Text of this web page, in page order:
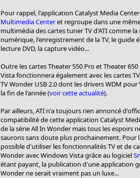
Pour rappel, l'application Catalyst Media
Multimedia Centeret regroupe dans une
multimédia des cartes tuner TV d'ATI comme
numérique, l'enregistrement de la TV, le guide
lecture DVD, la capture vidéo...
Outre les cartes Theater 550 Pro et Theater
Vista fonctionnera également avec les cartes
TV Wonder USB 2.0 dont les drivers WDM
la fin de l'année (voir cette actualité).
Par ailleurs, ATI n'a toujours rien annoncé
compatibilité de cette application Catalyst
de la série All In Wonder mais tous les espoirs
saurons sans doute plus prochainement.
possible d'utiliser les fonctionnalités TV et de
Wonder avec Windows Vista grâce au logiciel
étant payant, la publication d'une application
Wonder ne serait vraiment pas un luxe...